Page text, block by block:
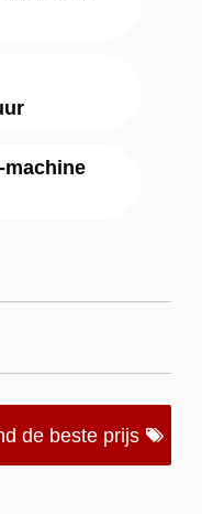
de beste prijs